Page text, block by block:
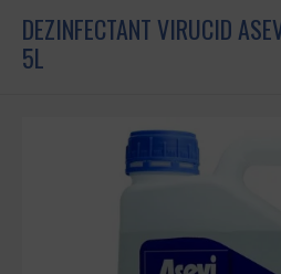
DEZINFECTANT VIRUCID
5L